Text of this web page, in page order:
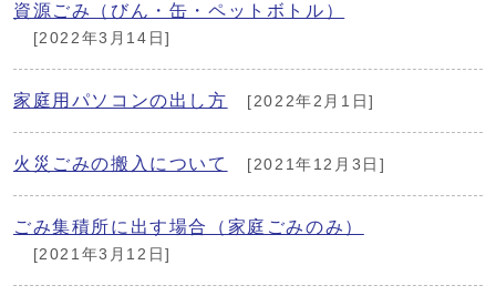
資源ごみ（びん・缶・ペットボトル）
[2022年3月14日]
家庭用パソコンの出し方 [2022年2月1日]
火災ごみの搬入について [2021年12月3日]
ごみ集積所に出す場合（家庭ごみのみ）
[2021年3月12日]